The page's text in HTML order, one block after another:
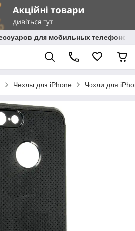
для мобильных телефонов
Чехлы для iPhone Чохли для